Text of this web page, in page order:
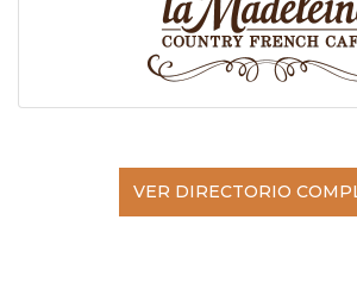
VER DIRECTORIO